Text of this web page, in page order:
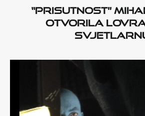
“Prisutnost”
otvorila